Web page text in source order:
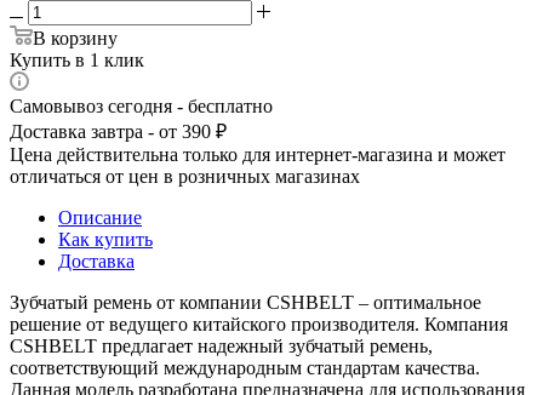
В корзину
Купить в 1 клик
Самовывоз сегодня - бесплатно
Доставка завтра - от 390 ₽
Цена действительна только для интернет-магазина и может
отличаться от цен в розничных магазинах
Описание
Как купить
Доставка
Зубчатый ремень от компании CSHBELT – оптимальное
решение от ведущего китайского производителя. Компания
CSHBELT предлагает надежный зубчатый ремень,
соответствующий международным стандартам качества.
Данная модель разработана предназначена для использования